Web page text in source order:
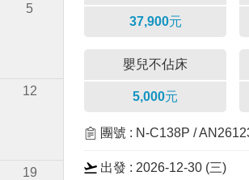
5
12
19
37,900元
嬰兒不佔床
5,000元
團號 : N-C138P /
出發 : 2026-12-30 (三)